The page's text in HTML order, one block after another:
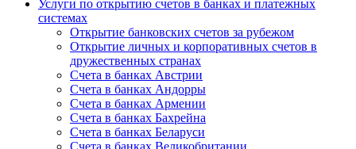
Услуги по открытию счетов в банках и платежных
системах
Открытие банковских счетов за рубежом
Открытие личных и корпоративных счетов в
дружественных странах
Счета в банках Австрии
Счета в банках Андорры
Счета в банках Армении
Счета в банках Бахрейна
Счета в банках Беларуси
Счета в банках Великобритании